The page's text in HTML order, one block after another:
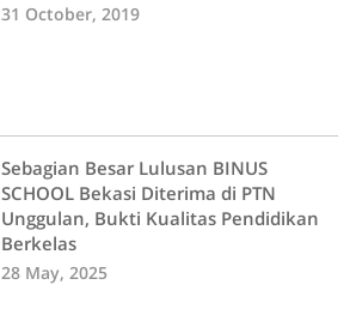
31 October, 2019
Sebagian Besar Lulusan BINUS
SCHOOL Bekasi Diterima di PTN
Unggulan, Bukti Kualitas Pendidikan
Berkelas
28 May, 2025